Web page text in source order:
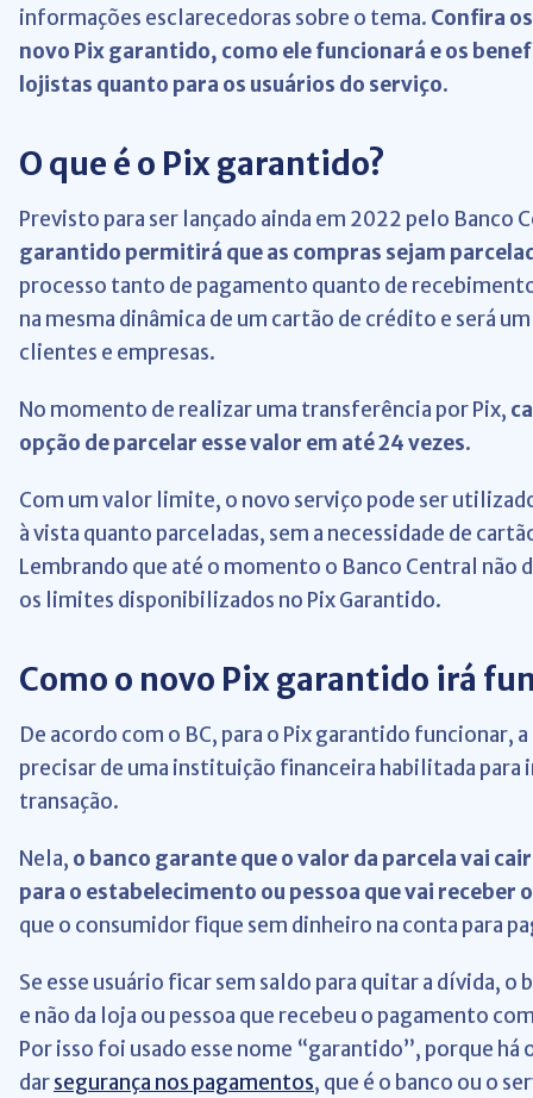
informações esclarecedoras sobre o tema. Confira
novo Pix garantido, como ele funcionará e os
lojistas quanto para os usuários do serviço.
O que é o Pix garantido?
Previsto para ser lançado ainda em 2022 pelo Banco
garantido permitirá que as compras sejam
processo tanto de pagamento quanto de
na mesma dinâmica de um cartão de crédito e será
clientes e empresas.
No momento de realizar uma transferência por Pix,
opção de parcelar esse valor em até 24 vezes.
Com um valor limite, o novo serviço pode ser
à vista quanto parceladas, sem a necessidade de
Lembrando que até o momento o Banco Central não
os limites disponibilizados no Pix Garantido.
Como o novo Pix garantido irá
De acordo com o BC, para o Pix garantido funcionar,
precisar de uma instituição financeira habilitada para
transação.
Nela, o banco garante que o valor da parcela vai
para o estabelecimento ou pessoa que vai receber
que o consumidor fique sem dinheiro na conta para
Se esse usuário ficar sem saldo para quitar a dívida, o
e não da loja ou pessoa que recebeu o pagamento
Por isso foi usado esse nome “garantido”, porque
darsegurança nos pagamentos, que é o banco ou o